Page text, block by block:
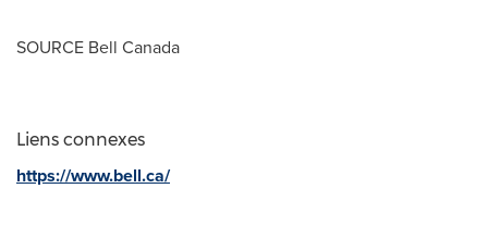
SOURCE Bell Canada
Liens connexes
https://www.bell.ca/